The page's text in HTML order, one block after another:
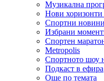
Музикална
Нови
Спортни новини
Избрани
Спортен
Metropolis
Спортното шоу
Подкаст в ефира
Още по темата